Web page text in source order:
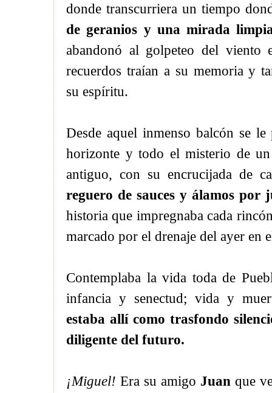
donde transcurriera un tiempo
de geranios y una mirada
abandonó al golpeteo del viento
recuerdos traían a su memoria y
su espíritu.
Desde aquel inmenso balcón se
horizonte y todo el misterio de
antiguo, con su encrucijada de
reguero de sauces y álamos por
historia que impregnaba cada
marcado por el drenaje del ayer en
Contemplaba la vida toda de
infancia y senectud; vida y
estaba allí como trasfondo
diligente del futuro.
¡Miguel! Era su amigo Juan que